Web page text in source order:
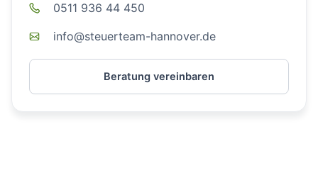
0511 936 44 450
info@steuerteam-hannover.de
Beratung vereinbaren